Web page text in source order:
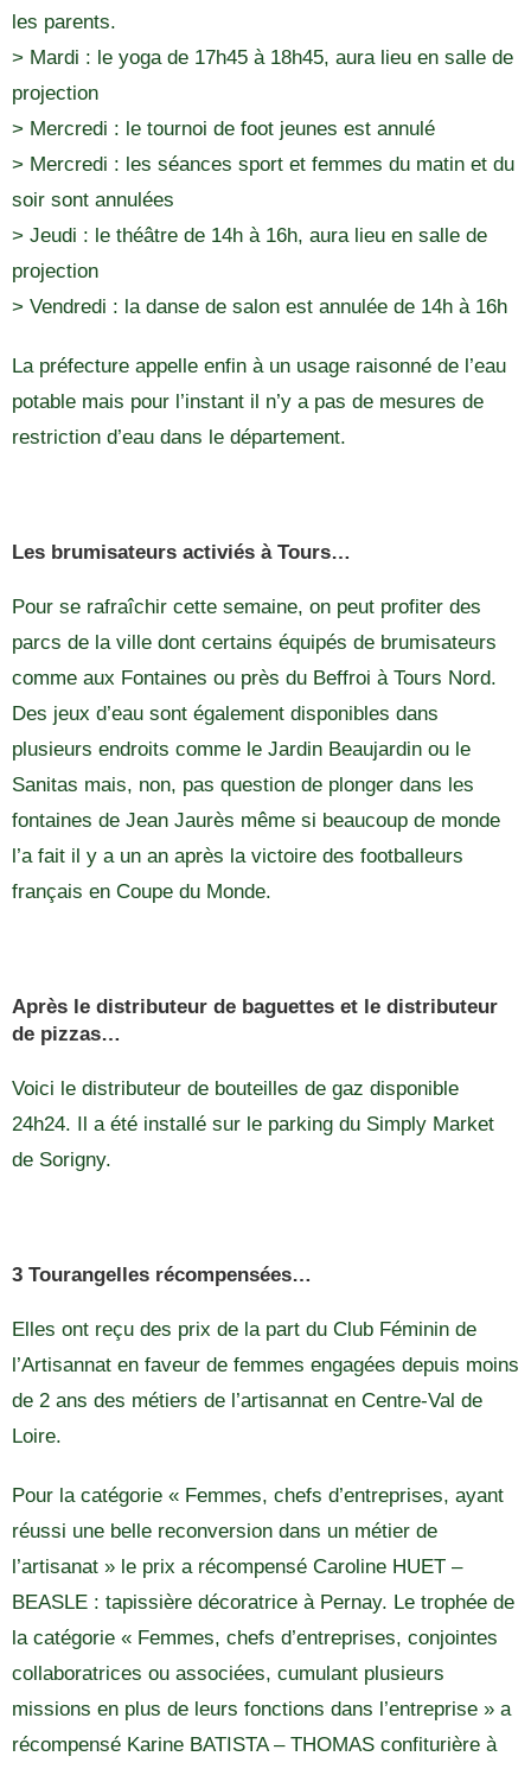
les parents.
> Mardi : le yoga de 17h45 à 18h45, aura lieu en salle de
projection
> Mercredi : le tournoi de foot jeunes est annulé
> Mercredi : les séances sport et femmes du matin et du
soir sont annulées
> Jeudi : le théâtre de 14h à 16h, aura lieu en salle de
projection
> Vendredi : la danse de salon est annulée de 14h à 16h
La préfecture appelle enfin à un usage raisonné de l’eau
potable mais pour l’instant il n’y a pas de mesures de
restriction d’eau dans le département.
Les brumisateurs activiés à Tours…
Pour se rafraîchir cette semaine, on peut profiter des
parcs de la ville dont certains équipés de brumisateurs
comme aux Fontaines ou près du Beffroi à Tours Nord.
Des jeux d’eau sont également disponibles dans
plusieurs endroits comme le Jardin Beaujardin ou le
Sanitas mais, non, pas question de plonger dans les
fontaines de Jean Jaurès même si beaucoup de monde
l’a fait il y a un an après la victoire des footballeurs
français en Coupe du Monde.
Après le distributeur de baguettes et le distributeur
de pizzas…
Voici le distributeur de bouteilles de gaz disponible
24h24. Il a été installé sur le parking du Simply Market
de Sorigny.
3 Tourangelles récompensées…
Elles ont reçu des prix de la part du Club Féminin de
l’Artisannat en faveur de femmes engagées depuis moins
de 2 ans des métiers de l’artisannat en Centre-Val de
Loire.
Pour la catégorie « Femmes, chefs d’entreprises, ayant
réussi une belle reconversion dans un métier de
l’artisanat » le prix a récompensé Caroline HUET –
BEASLE : tapissière décoratrice à Pernay. Le trophée de
la catégorie « Femmes, chefs d’entreprises, conjointes
collaboratrices ou associées, cumulant plusieurs
missions en plus de leurs fonctions dans l’entreprise » a
récompensé Karine BATISTA – THOMAS confiturière à